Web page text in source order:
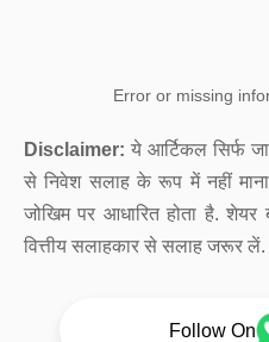
Error or missing
Disclaimer: ये आर्टिकल सिर्फ
से निवेश सलाह के रूप में नहीं माना
जोखिम पर आधारित होता है.
वित्तीय सलाहकार से सलाह जरूर लें.
Follow On